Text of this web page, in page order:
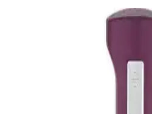
Arzum AR1048 Prostick
Güçlü ve Çok Yönlü Mutfak
Arzum AR1048 Prostick 1500,
yapısıyla çeşitli mutfak işlemlerinde
tasarımı ve hijyenik parçalarıyla